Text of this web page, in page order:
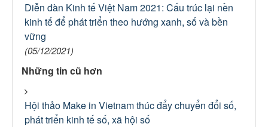
Diễn đàn Kinh tế Việt Nam 2021: Cấu trúc lại nền
kinh tế để phát triển theo hướng xanh, số và bền
vững
(05/12/2021)
Những tin cũ hơn
Hội thảo Make in Vietnam thúc đẩy chuyển đổi số,
phát triển kinh tế số, xã hội số